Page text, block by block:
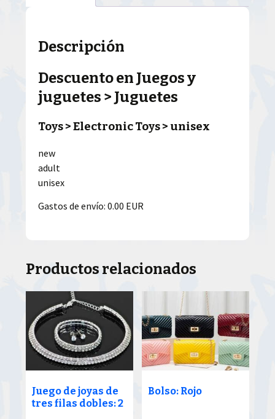
Descripción
Descuento en Juegos y
juguetes > Juguetes
Toys > Electronic Toys > unisex
new
adult
unisex
Gastos de envío: 0.00 EUR
Productos relacionados
Juego de joyas de
tres filas dobles: 2
Bolso: Rojo